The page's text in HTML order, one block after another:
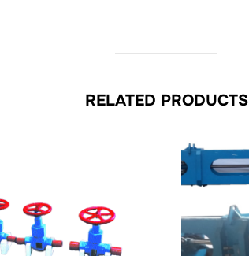
RELATED PRODUCTS